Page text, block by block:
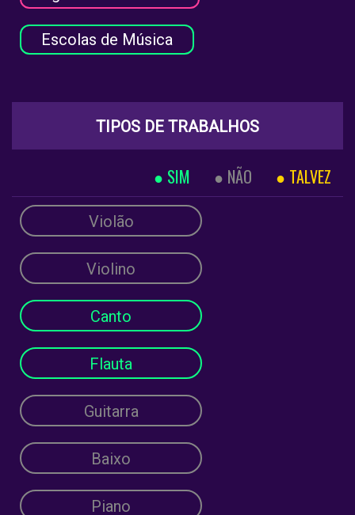
Escolas de Música
TIPOS DE TRABALHOS
SIM NÃO TALVEZ
Violão
Violino
Canto
Flauta
Guitarra
Baixo
Piano